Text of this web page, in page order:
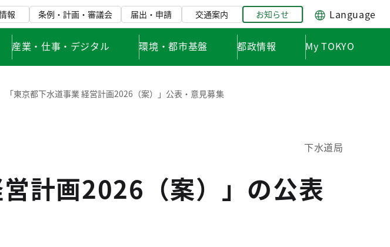
報 条例・計画・審議会 届出・申請 交通案内 お知らせ Language
産業・仕事・デジタル 環境・都市基盤 都政情報 My TOKYO
「東京都下水道事業 経営計画2026（案）」公表・意見募集
下水道局
営計画2026（案）」の公表